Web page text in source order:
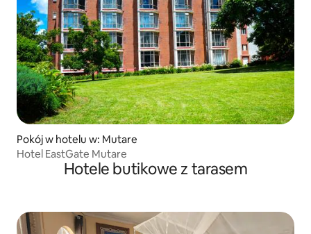
Pokój w hotelu w: Mutare
Hotel EastGate Mutare
Hotele butikowe z tarasem